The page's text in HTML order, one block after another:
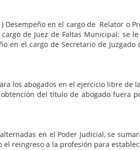
en el cargo de Relator o
de Juez de Faltas Municipal: se
en el cargo de Secretario de Juzgado
en el ejercicio libre de la
del título de abogado fuera
en el Poder Judicial, se
reingreso a la profesión para